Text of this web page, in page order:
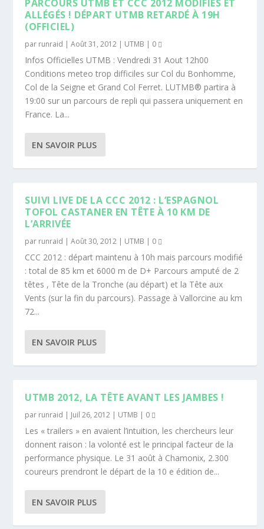
PARCOURS UTMB ET CCC 2012 MODIFIÉS ET
ALLÉGÉS ! DÉPART UTMB RETARDÉ À 19H
(OFFICIEL)
par runraid |Août 31, 2012 | UTMB | 0
Infos Officielles UTMB : Vendredi 31 Aout 12h00
Conditions meteo trop difficiles sur Col du Bonhomme,
Col de la Seigne et Grand Col Ferret. LUTMB® partira à
19:00 sur un parcours de repli qui passera uniquement en
France. La...
EN SAVOIR PLUS
SUIVI LIVE DE LA CCC 2012 : L’ESPAGNOL
TOFOL CASTANER EN TÊTE À 10 KM DE
L’ARRIVÉE
par runraid |Août 30, 2012 | UTMB | 0
CCC 2012 : départ maintenu à 10h mais parcours modifié
: total de 85 km et 6000 m de D+ Parcours amputé de 2
têtes , Tête de la Tronche (au départ) et la Tête aux
Vents (sur la fin du parcours). Passage à Vallorcine au km
72...
EN SAVOIR PLUS
UTMB 2012, LA TÊTE AVANT LES JAMBES !
par runraid | Juil 26, 2012 | UTMB | 0
Les « trailers » en avaient l’intuition, les chercheurs leur
donnent raison : la volonté est le principal facteur de la
performance physique. Le 31 août à Chamonix, 2.300
coureurs prendront le départ de la 10 e édition de...
EN SAVOIR PLUS